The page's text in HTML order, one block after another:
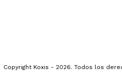
Copyright Koxis - 2026. Todos los